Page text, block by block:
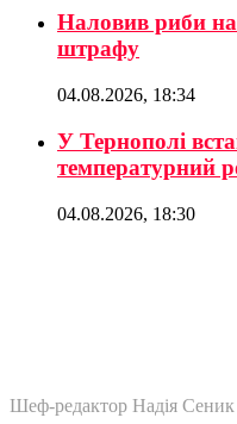
Наловив риби на
штрафу
04.08.2026, 18:34
У Тернополі
температурний
04.08.2026, 18:30
Шеф-редактор Надія Сеник